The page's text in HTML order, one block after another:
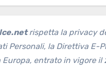
rispetta la privacy
Personali, la Direttiva E-
entrato in vigore il